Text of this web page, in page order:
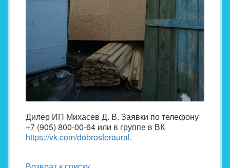
Дилер ИП Михасев Д. В. Заявки по телефону
+7 (905) 800-00-64 или в группе в ВК
https://vk.com/dobrosferaural.